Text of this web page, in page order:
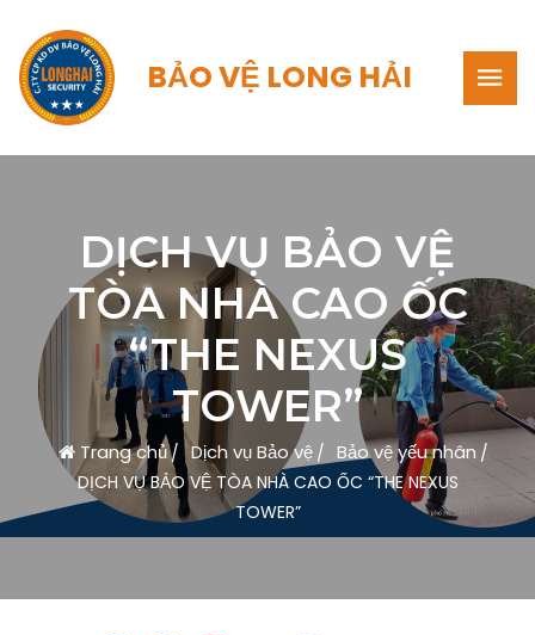
BẢO VỆ LONG HẢI
DỊCH VỤ BẢO VỆ
TÒA NHÀ CAO ỐC
“THE NEXUS
TOWER”
Trang chủ Dịch vụ Bảo vệ Bảo vệ yếu nhân
DỊCH VỤ BẢO VỆ TÒA NHÀ CAO ỐC “THE NEXUS
TOWER”